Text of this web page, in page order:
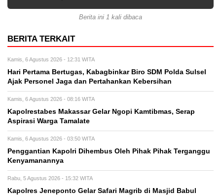
Berita ini 1 kali dibaca
BERITA TERKAIT
Kamis, 6 Agustus 2026 - 12:31 WITA
Hari Pertama Bertugas, Kabagbinkar Biro SDM Polda Sulsel
Ajak Personel Jaga dan Pertahankan Kebersihan
Kamis, 6 Agustus 2026 - 08:16 WITA
Kapolrestabes Makassar Gelar Ngopi Kamtibmas, Serap
Aspirasi Warga Tamalate
Kamis, 6 Agustus 2026 - 03:50 WITA
Penggantian Kapolri Dihembus Oleh Pihak Pihak Terganggu
Kenyamanannya
Rabu, 5 Agustus 2026 - 15:32 WITA
Kapolres Jeneponto Gelar Safari Magrib di Masjid Babul